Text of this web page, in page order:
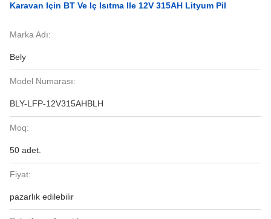
Karavan Için BT Ve Iç Isıtma Ile 12V 315AH Lityum Pil
Marka Adı:
Bely
Model Numarası:
BLY-LFP-12V315AHBLH
Moq:
50 adet.
Fiyat:
pazarlık edilebilir